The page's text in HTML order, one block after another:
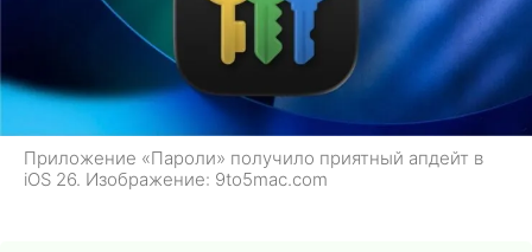
Приложение «Пароли» получило приятный апдейт в
iOS 26. Изображение: 9to5mac.com